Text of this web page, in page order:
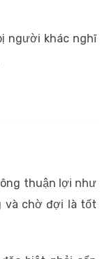
người khác nghĩ
thuận lợi như
và chờ đợi là tốt